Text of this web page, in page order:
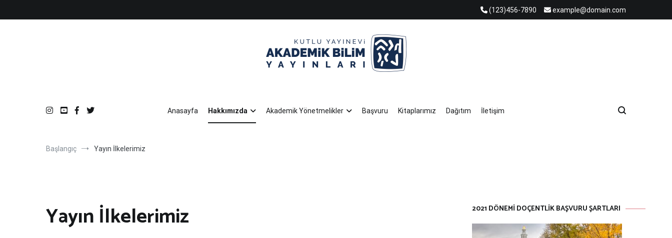
(123)456-7890 example@domain.com
Anasayfa
Hakkımızda Akademik Yönetmelikler Başvuru Kitaplarımız Dağıtım İletişim
Başlangıç Yayın İlkelerimiz
Yayın İlkelerimiz ​​​​​​​​​​​​​2021 DÖNEMI DOÇENTLIK BAŞVURU ŞARTLARI